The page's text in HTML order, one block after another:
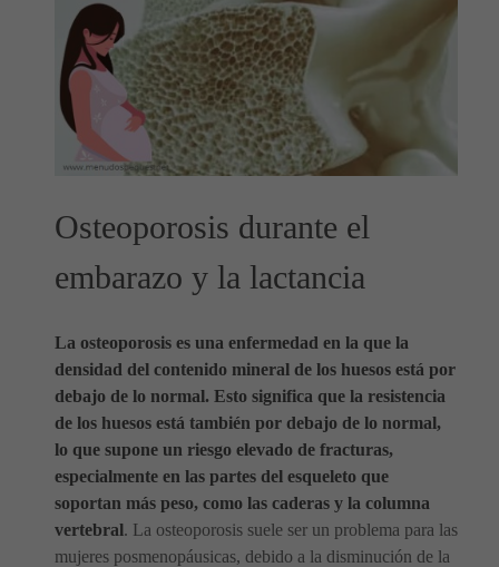
Osteoporosis durante el
embarazo y la lactancia
La osteoporosis es una enfermedad en la que la
densidad del contenido mineral de los huesos está por
debajo de lo normal. Esto significa que la resistencia
de los huesos está también por debajo de lo normal,
lo que supone un riesgo elevado de fracturas,
especialmente en las partes del esqueleto que
soportan más peso, como las caderas y la columna
vertebral. La osteoporosis suele ser un problema para las
mujeres posmenopáusicas, debido a la disminución de la